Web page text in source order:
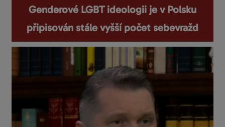
Genderové LGBT ideologii je v Polsku
připisován stále vyšší počet sebevražd